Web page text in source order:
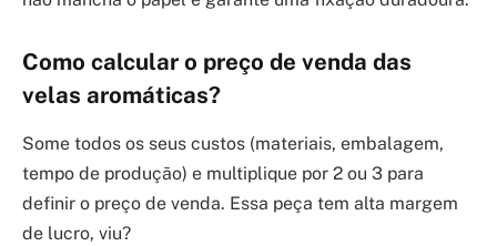
Como calcular o preço de venda das
velas aromáticas?
Some todos os seus custos (materiais, embalagem,
tempo de produção) e multiplique por 2 ou 3 para
definir o preço de venda. Essa peça tem alta margem
de lucro, viu?